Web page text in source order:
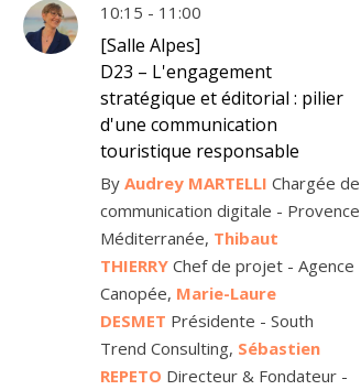
10:15 - 11:00
[Salle Alpes]
D23 – L'engagement
stratégique et éditorial : pilier
d'une communication
touristique responsable
By Audrey MARTELLI Chargée de
communication digitale - Provence
Méditerranée, Thibaut
THIERRY Chef de projet - Agence
Canopée, Marie-Laure
DESMET Présidente - South
Trend Consulting, Sébastien
REPETO Directeur & Fondateur -